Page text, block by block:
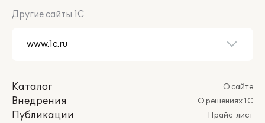
Другие сайты 1С
Каталог
Внедрения
Публикации
О сайте
О решениях 1С
Прайс-лист